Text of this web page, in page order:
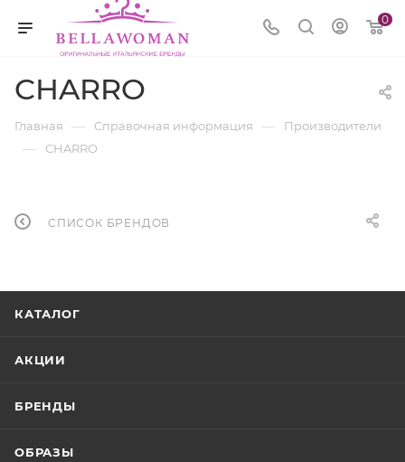
0
CHARRO
Главная — Справочная информация — Производители
— CHARRO
СПИСОК БРЕНДОВ
КАТАЛОГ
АКЦИИ
БРЕНДЫ
ОБРАЗЫ